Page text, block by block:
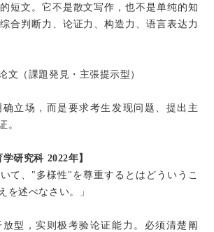
短文。它不是散文写作，也不是单纯的知
合判断力、论证力、构造力 、语言表达力
文（課題発見・主張提示型）
立场，而是要求考生发现问题、提出主
。
研究科 2022年】
いて、"多様性"を尊重するとはどういうこ
を述べなさい。」
型，实则极考验论证能力。必须清楚阐